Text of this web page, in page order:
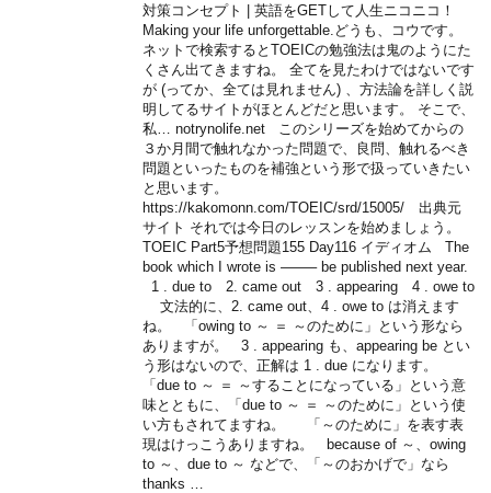
対策コンセプト | 英語をGETして人生ニコニコ！
Making your life unforgettable.どうも、コウです。
ネットで検索するとTOEICの勉強法は鬼のようにた
くさん出てきますね。 全てを見たわけではないです
が (ってか、全ては見れません) 、方法論を詳しく説
明してるサイトがほとんどだと思います。 そこで、
私… notrynolife.net このシリーズを始めてからの
３か月間で触れなかった問題で、良問、触れるべき
問題といったものを補強という形で扱っていきたい
と思います。
https://kakomonn.com/TOEIC/srd/15005/ 出典元
サイト それでは今日のレッスンを始めましょう。
TOEIC Part5予想問題155 Day116 イディオム The
book which I wrote is ——– be published next year.
1 . due to 2. came out 3 . appearing 4 . owe to
文法的に、2. came out、4 . owe to は消えます
ね。 「owing to ～ ＝ ～のために」という形なら
ありますが。 3 . appearing も、appearing be とい
う形はないので、正解は 1 . due になります。
「due to ～ ＝ ～することになっている」という意
味とともに、「due to ～ ＝ ～のために」という使
い方もされてますね。 「～のために」を表す表
現はけっこうありますね。 because of ～、owing
to ～、due to ～ などで、「～のおかげで」なら
thanks …